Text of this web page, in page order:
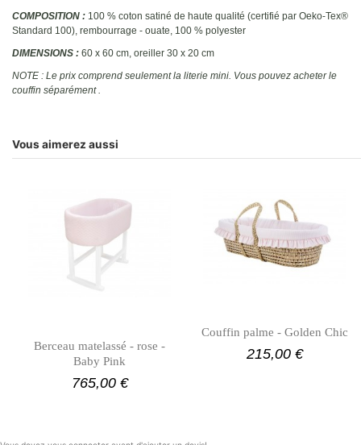
COMPOSITION : 100 % coton satiné de haute qualité (certifié par Oeko-Tex®
Standard 100), rembourrage - ouate, 100 % polyester
DIMENSIONS : 60 x 60 cm, oreiller 30 x 20 cm
NOTE : Le prix comprend seulement la literie mini. Vous pouvez acheter le
couffin séparément .
Vous aimerez aussi
Berceau matelassé - rose -
Baby Pink
765,00 €
Couffin palme - Golden Chic
215,00 €